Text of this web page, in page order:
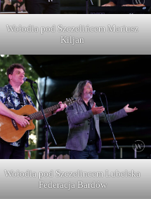
Wołodia pod Szczelińcem Mariusz
Kiljan
Wołodia pod Szczelincem Lubelska
Federacja Bardów